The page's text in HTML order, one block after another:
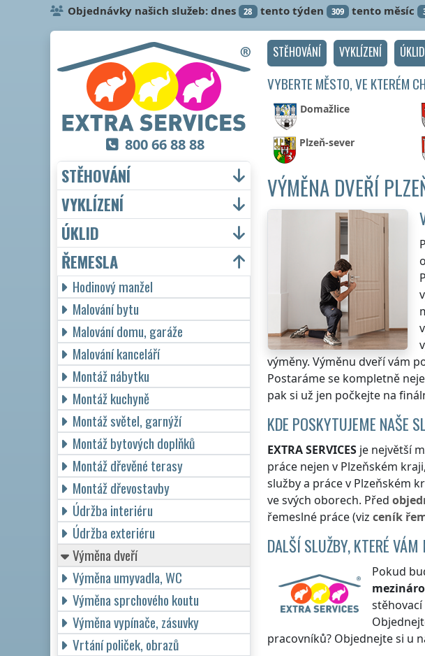
Objednávky našich služeb: dnes 28 tento týden 309 tento měsíc
STĚHOVÁNÍ VYKLÍZENÍ ÚKLID
VYBERTE MĚSTO, VE KTERÉM
Domažlice
Plzeň-sever
VÝMĚNA DVEŘÍ
výměny. Výměnu dveří vám
Postaráme se kompletně
pak si už jen počkejte na
KDE POSKYTUJEME NAŠE
EXTRA SERVICES je největší
práce nejen v Plzeňském kraji
služby a prácev Plzeňském
ve svých oborech. Před
řemeslné práce (viz ceník
DALŠÍ SLUŽBY, KTERÉ
Pokud
stěhovací
pracovníků? Objednejte si u
800 66 88 88
STĚHOVÁNÍ
VYKLÍZENÍ
ÚKLID
ŘEMESLA
Hodinový manžel
Malování bytu
Malování domu, garáže
Malování kanceláří
Montáž nábytku
Montáž kuchyně
Montáž světel, garnýží
Montáž bytových doplňků
Montáž dřevěné terasy
Montáž dřevostavby
Údržba interiéru
Údržba exteriéru
Výměna dveří
Výměna umyvadla, WC
Výměna sprchového koutu
Výměna vypínače, zásuvky
Vrtání poliček, obrazů